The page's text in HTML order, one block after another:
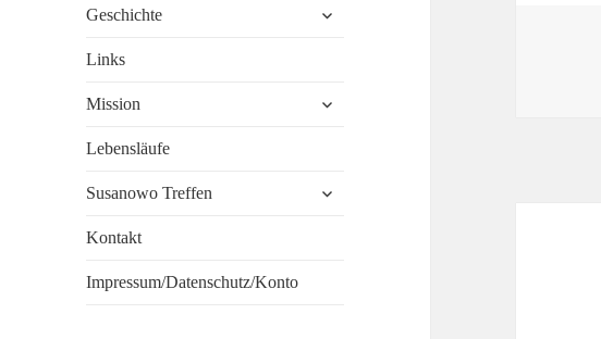
Geschichte
öffnen
Links
Mission
öffnen
Lebensläufe
Susanowo Treffen
öffnen
Kontakt
Impressum/Datenschutz/Konto